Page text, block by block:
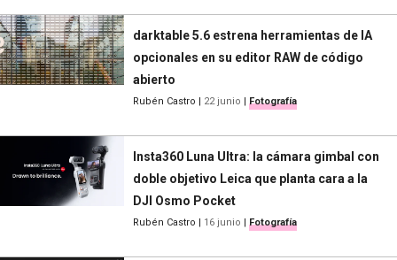
darktable 5.6 estrena herramientas de IA
opcionales en su editor RAW de código
abierto
Rubén Castro | 22 junio | Fotografía
Insta360 Luna Ultra: la cámara gimbal con
doble objetivo Leica que planta cara a la
DJI Osmo Pocket
Rubén Castro | 16 junio | Fotografía